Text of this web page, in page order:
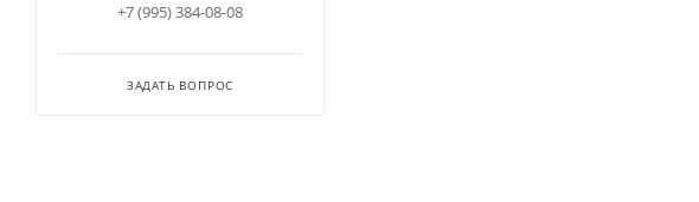
+7 (995) 384-08-08
ЗАДАТЬ ВОПРОС